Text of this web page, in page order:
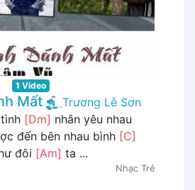
1 Video
Mất
Trương Lê Sơn
[Dm] nhân yêu nhau
đến bên nhau bình [C]
đôi [Am] ta ...
Nhạc Trẻ